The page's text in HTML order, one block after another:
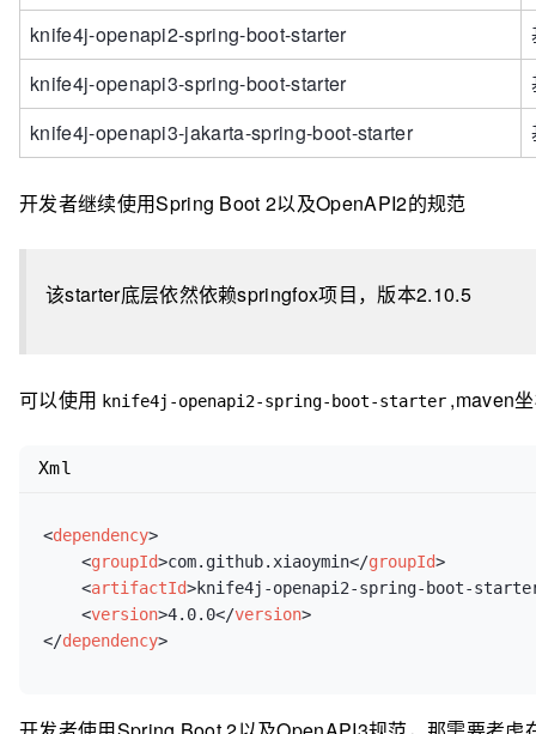
knife4j-openapi2-spring-boot-starter
knife4j-openapi3-spring-boot-starter
knife4j-openapi3-jakarta-spring-boot-starter
开发者继续使用Spring Boot 2以及OpenAPI2的规范
该starter底层依然依赖springfox项目，版本2.10.5
可以使用 knife4j-openapi2-spring-boot-starter ,maven
<dependency>
<groupId>com.github.xiaoymin</groupId>
<artifactId>knife4j-openapi2-spring-boot-
<version>4.0.0</version>
</dependency>
Xml